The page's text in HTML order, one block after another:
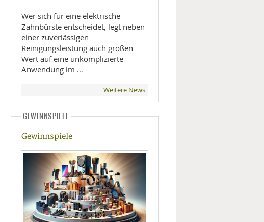
LIFESTYLE
MOBILITÄT
Wer sich für eine elektrische
Zahnbürste entscheidet, legt neben
einer zuverlässigen
Reinigungsleistung auch großen
Wert auf eine unkomplizierte
Anwendung im …
Weitere News
GEWINNSPIELE
Gewinnspiele